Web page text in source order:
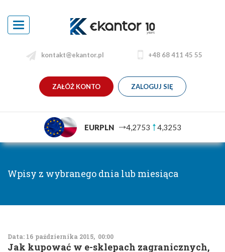
Toggle
navigation
kontakt@ekantor.pl +48 68 411 45 55
ZAŁÓŻ KONTO ZALOGUJ SIĘ
EURPLN 4,2753 4,3253
Wpisy z wybranego dnia lub miesiąca
Data: 16 października 2015, 00:00
Jak kupować w e-sklepach zagranicznych,